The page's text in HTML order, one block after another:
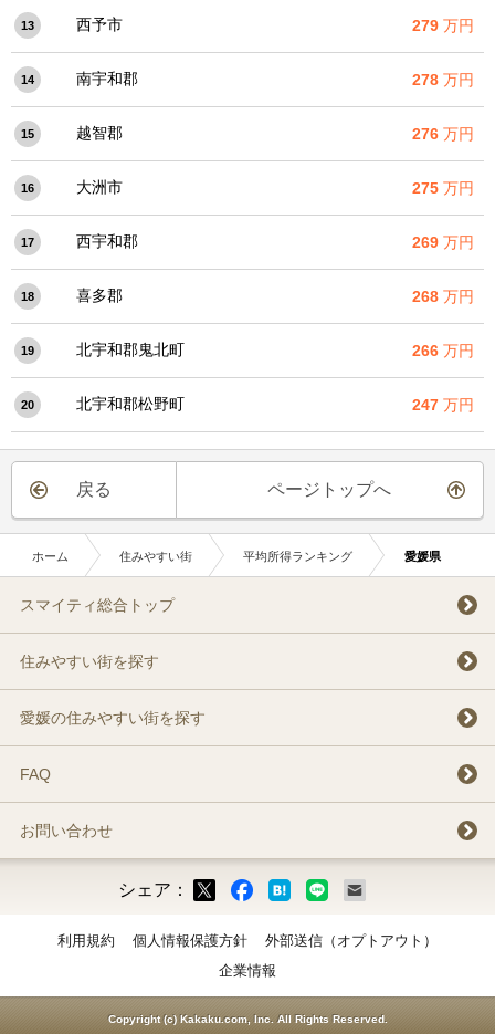
13 西予市 279 万円
14 南宇和郡 278 万円
15 越智郡 276 万円
16 大洲市 275 万円
17 西宇和郡 269 万円
18 喜多郡 268 万円
19 北宇和郡鬼北町 266 万円
20 北宇和郡松野町 247 万円
戻る ページトップへ
ホーム 住みやすい街 平均所得ランキング 愛媛県
スマイティ総合トップ
住みやすい街を探す
愛媛の住みやすい街を探す
FAQ
お問い合わせ
シェア：
利用規約 個人情報保護方針
外部送信（オプトアウト）
企業情報
Copyright (c) Kakaku.com, Inc. All Rights Reserved.